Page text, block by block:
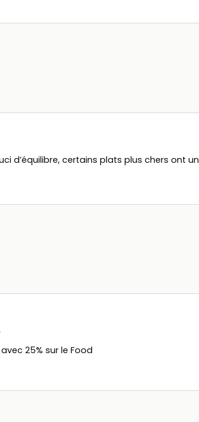
d’équilibre, certains plats plus chers ont un
25% sur le Food